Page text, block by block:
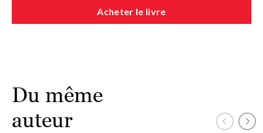
Acheter le livre
Du même
auteur